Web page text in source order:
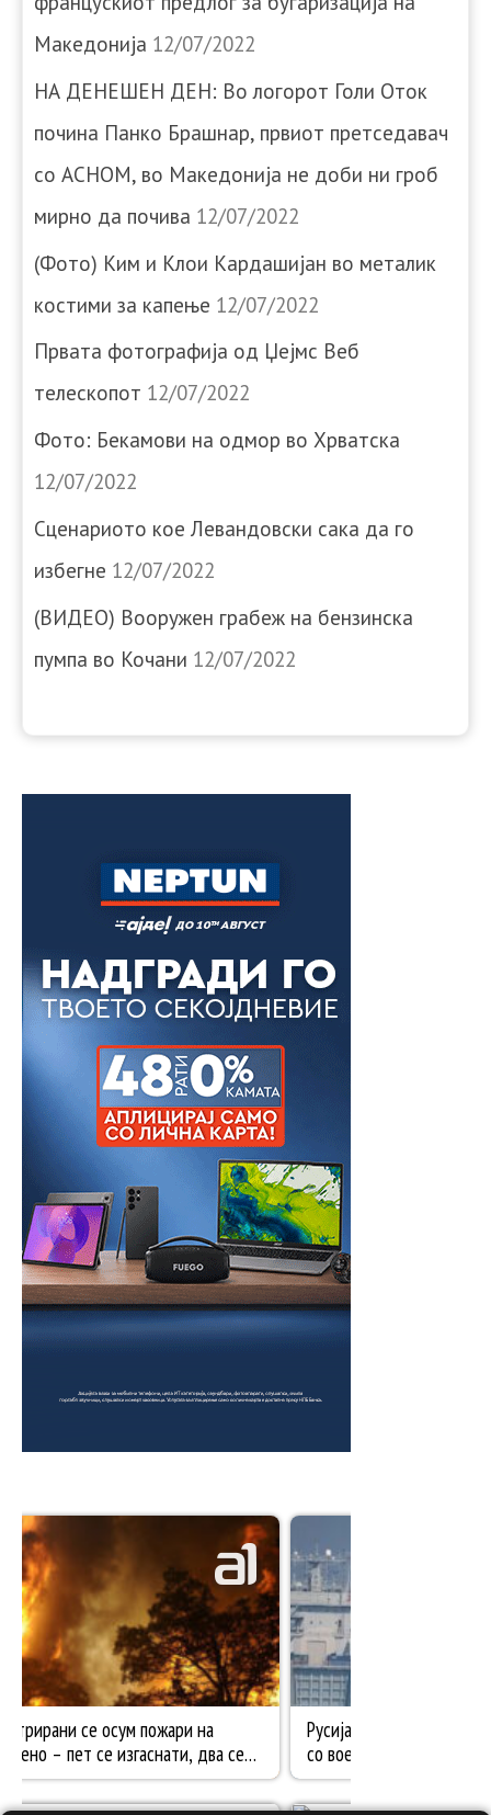
Македонија 12/07/2022
НА ДЕНЕШЕН ДЕН: Во логорот Голи Оток
почина Панко Брашнар, првиот претседавач
со АСНОМ, во Македонија не доби ни гроб
мирно да почива 12/07/2022
(Фото) Ким и Клои Кардашијан во металик
костими за капење 12/07/2022
Првата фотографија од Џејмс Веб
телескопот 12/07/2022
Фото: Бекамови на одмор во Хрватска
12/07/2022
Сценариото кое Левандовски сака да го
избегне 12/07/2022
(ВИДЕО) Вооружен грабеж на бензинска
пумпа во Кочани 12/07/2022